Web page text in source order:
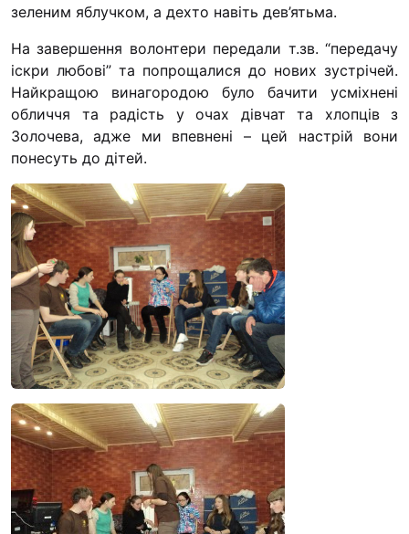
зеленим яблучком, а дехто навіть дев’ятьма.
На завершення волонтери передали т.зв. “передачу
іскри любові” та попрощалися до нових зустрічей.
Найкращою винагородою було бачити усміхнені
обличчя та радість у очах дівчат та хлопців з
Золочева, адже ми впевнені – цей настрій вони
понесуть до дітей.